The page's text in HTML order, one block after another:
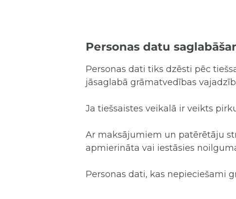
Personas datu
Personas dati tiks dzēsti pēc
jāsaglabā grāmatvedības
Ja tiešsaistes veikalā ir veikts
Ar maksājumiem un patērētāju
apmierināta vai iestāsies
Personas dati, kas nepieciešami